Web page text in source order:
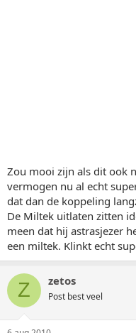
Zou mooi zijn als dit ook
vermogen nu al echt
dat dan de koppeling
De Miltek uitlaten zitten
meen dat hij astrasjezer
een miltek. Klinkt echt
Z zetos
Post best veel